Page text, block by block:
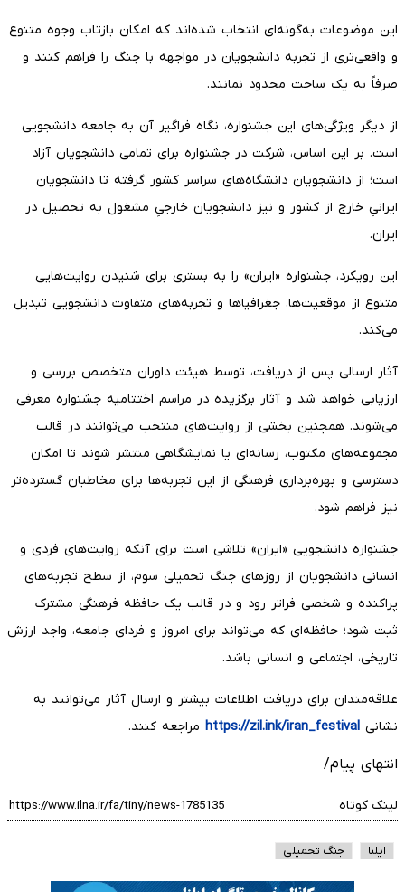
این موضوعات به‌گونه‌ای انتخاب شده‌اند که امکان بازتاب وجوه متنوع
و واقعی‌تری از تجربه دانشجویان در مواجهه با جنگ را فراهم کنند و
صرفاً به یک ساحت محدود نمانند.
از دیگر ویژگی‌های این جشنواره، نگاه فراگیر آن به جامعه دانشجویی
است. بر این اساس، شرکت در جشنواره برای تمامی دانشجویان آزاد
است؛ از دانشجویان دانشگاه‌های سراسر کشور گرفته تا دانشجویان
ایرانیِ خارج از کشور و نیز دانشجویان خارجیِ مشغول به تحصیل در
ایران.
این رویکرد، جشنواره «ایران» را به بستری برای شنیدن روایت‌هایی
متنوع از موقعیت‌ها، جغرافیاها و تجربه‌های متفاوت دانشجویی تبدیل
می‌کند.
آثار ارسالی پس از دریافت، توسط هیئت داوران متخصص بررسی و
ارزیابی خواهد شد و آثار برگزیده در مراسم اختتامیه جشنواره معرفی
می‌شوند. همچنین بخشی از روایت‌های منتخب می‌توانند در قالب
مجموعه‌های مکتوب، رسانه‌ای یا نمایشگاهی منتشر شوند تا امکان
دسترسی و بهره‌برداری فرهنگی از این تجربه‌ها برای مخاطبان گسترده‌تر
نیز فراهم شود.
جشنواره دانشجویی «ایران» تلاشی است برای آنکه روایت‌های فردی و
انسانی دانشجویان از روزهای جنگ تحمیلی سوم، از سطح تجربه‌های
پراکنده و شخصی فراتر رود و در قالب یک حافظه فرهنگی مشترک
ثبت شود؛ حافظه‌ای که می‌تواند برای امروز و فردای جامعه، واجد ارزش
تاریخی، اجتماعی و انسانی باشد.
علاقه‌مندان برای دریافت اطلاعات بیشتر و ارسال آثار می‌توانند به
نشانی
مراجعه کنند.
انتهای پیام/
لینک کوتاه
ایلنا جنگ تحمیلی